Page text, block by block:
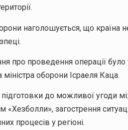
наголошується, що
про проведення операції
міністра оборони Ісраеля Каца.
підготовки до можливої
«Хезболли», загострення
процесів у регіоні.